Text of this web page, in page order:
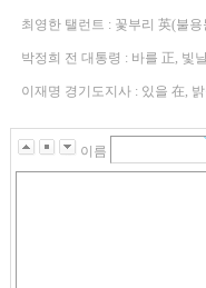
최영한 탤런트 : 꽃부리 英(불
박정희 전 대통령 : 바를 正, 빛
이재명 경기도지사 : 있을 在,
이름